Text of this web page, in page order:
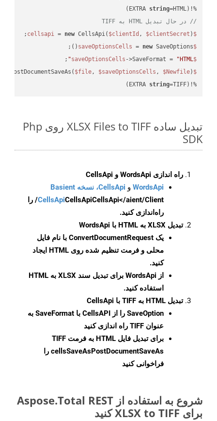
%!(EXTRA
string=HTML)
// در حال تبدیل HTML به TIFF
$cellsapi
= new CellsApi( $clientId , $clientSecret );
$saveOptionsCells
= new SaveOptions();
$saveOptionsCells
->SaveFormat = "HTML"
;
$cellsApiResult
$file, $saveOptionsCells , $Newfile
%!(EXTRA
string=TIFF)
تبدیل ساده XLSX Files to TIFF روی Php
SDK
راه اندازی WordsApi و CellsApi
WordsApi و CellsApi، نسخه Basient
CellsApiCellsApi
CellsApi</aient/Client/ را
راه‌اندازی کنید.
تبدیل XLSX به HTML با WordsApi
یک ConvertDocumentRequest با نام فایل
محلی و فرمت تنظیم شده روی HTML ایجاد
کنید.
از WordsApi برای تبدیل سند XLSX به HTML
استفاده کنید.
تبدیل HTML به TIFF با CellsApi
SaveOption
را از CellsAPI با SaveFormat به
عنوان TIFF راه اندازی کنید
برای تبدیل فایل HTML به فرمت
TIFF
cellsSaveAsPostDocumentSaveAs را
فراخوانی کنید
شروع به استفاده از Aspose.Total REST
برای XLSX to TIFF کنید